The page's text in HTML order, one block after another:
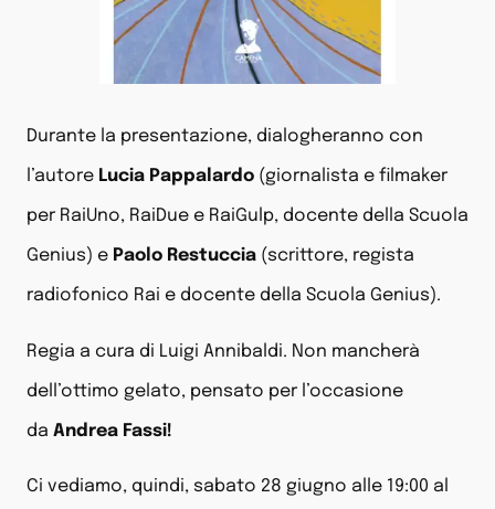
Durante la presentazione, dialogheranno con
l’autore Lucia Pappalardo (giornalista e filmaker
per RaiUno, RaiDue e RaiGulp, docente della Scuola
Genius) e Paolo Restuccia (scrittore, regista
radiofonico Rai e docente della Scuola Genius).
Regia a cura di Luigi Annibaldi. Non mancherà
dell’ottimo gelato, pensato per l’occasione
da Andrea Fassi!
Ci vediamo, quindi, sabato 28 giugno alle 19:00 al